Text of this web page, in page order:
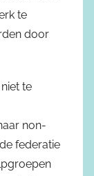
te
door
te
non-
federatie